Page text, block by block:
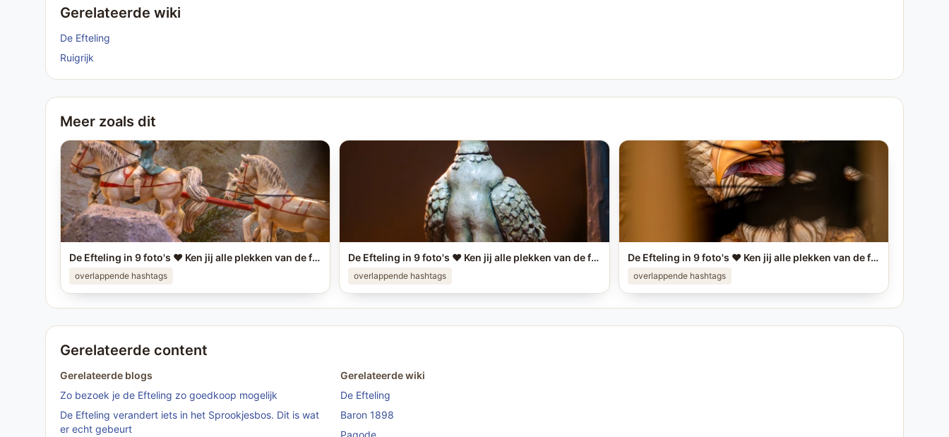
Gerelateerde wiki
De Efteling
Ruigrijk
Meer zoals dit
De Efteling in 9 foto's ❤️ Ken jij alle plekken van de foto's? #efteling #themeparks #brabant #pretpark #photo
overlappende hashtags
De Efteling in 9 foto's ❤️ Ken jij alle plekken van de foto's? #efteling #themeparks #brabant #pretpark #photo
overlappende hashtags
De Efteling in 9 foto's ❤️ Ken jij alle plekken van de foto's? #efteling #themeparks #brabant #pretpark #photo
overlappende hashtags
Gerelateerde content
Gerelateerde blogs
Zo bezoek je de Efteling zo goedkoop mogelijk
De Efteling verandert iets in het Sprookjesbos. Dit is wat
er echt gebeurt
Gerelateerde wiki
De Efteling
Baron 1898